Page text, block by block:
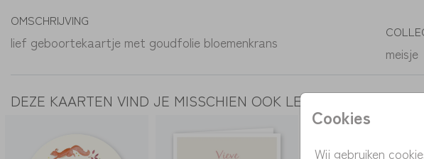
Cookies
Wij gebruiken
OMSCHRIJVING
lief geboortekaartje met goudfolie bloemenkrans
meisje
DEZE KAARTEN VIND JE MISSCHIEN OOK LEUK